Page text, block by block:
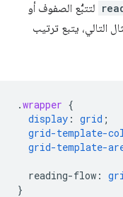
لتتبُّع الصفوف أو
التالي، يتبع ترتيب
.wrapper {
display : grid ;
grid-template-
grid-template-
reading-flow :
}